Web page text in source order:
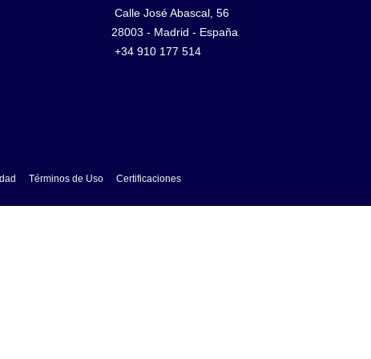
Calle José Abascal, 56
28003 - Madrid - España
+34 910 177 514
Términos de Uso Certificaciones